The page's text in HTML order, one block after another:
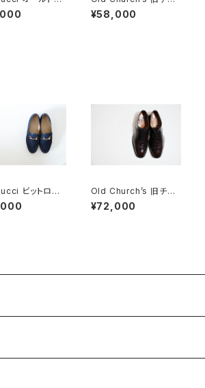
スビットローフ
緑タグ
ーチ 三都市 Stafford
70F
¥58,000
ビットロー
36C Navy Sue
Old Church’s 旧チャ
ーチ 四都市 BELMON
Tパンチドキャップトウ
¥72,000